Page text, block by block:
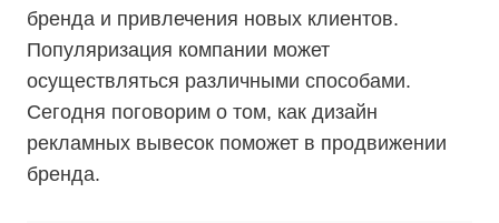
бренда и привлечения новых клиентов.
Популяризация компании может
осуществляться различными способами.
Сегодня поговорим о том, как дизайн
рекламных вывесок поможет в продвижении
бренда.